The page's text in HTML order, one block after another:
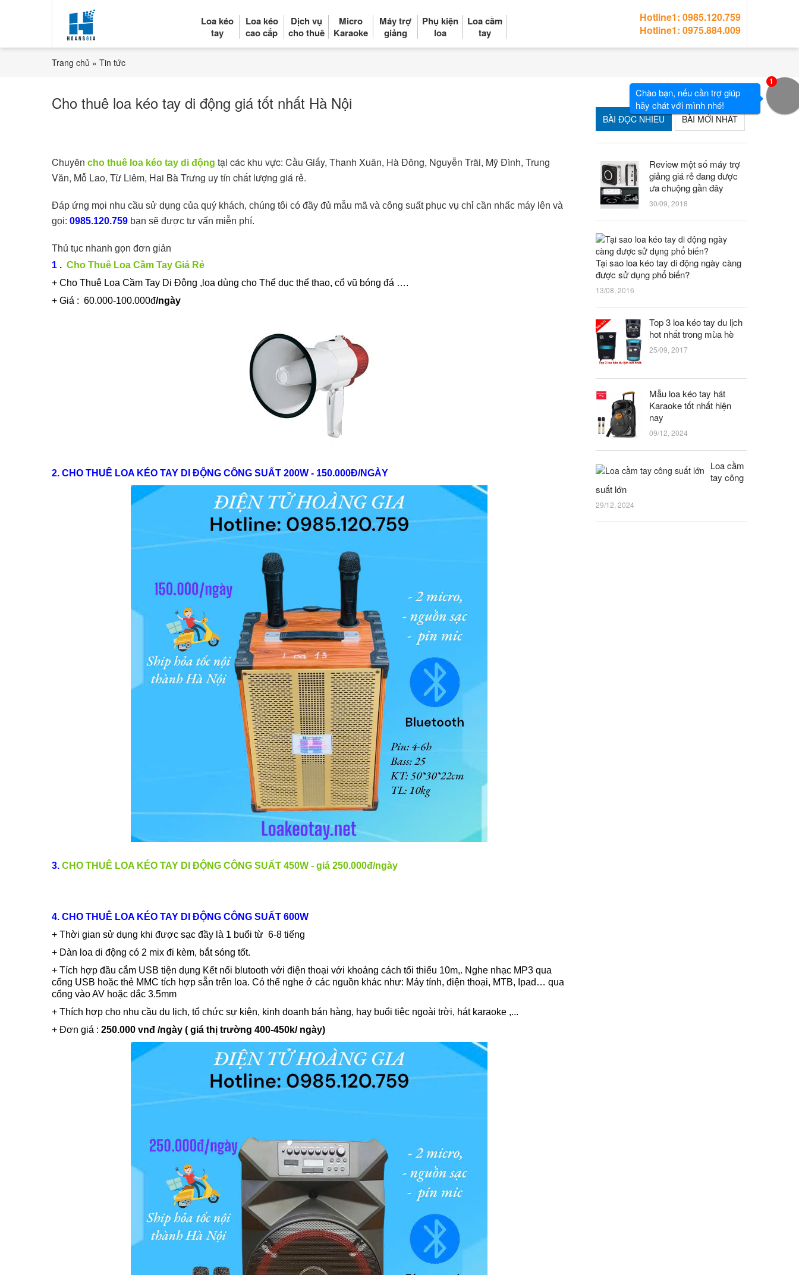
Hotline1: 0985.120.759
Hotline1: 0975.884.009
Loa kéo
tay
Loa kéo
cao cấp
Dịch vụ
cho thuê
Micro
Karaoke
Máy trợ
giảng
Phụ kiện
loa
Loa cầm
tay
Trang chủ » Tin tức
Cho thuê loa kéo tay di động giá tốt nhất Hà Nội
Chuyên cho thuê loa kéo tay di động tại các khu vực: Cầu Giấy, Thanh Xuân, Hà Đông, Nguyễn Trãi, Mỹ Đình, Trung
Văn, Mỗ Lao, Từ Liêm, Hai Bà Trưng uy tín chất lượng giá rẻ.
Đáp ứng mọi nhu cầu sử dụng của quý khách, chúng tôi có đầy đủ mẫu mã và công suất phục vụ chỉ cần nhấc máy lên và
gọi: 0985.120.759 bạn sẽ được tư vấn miễn phí.
Thủ tục nhanh gọn đơn giản
1 . Cho Thuê Loa Cầm Tay Giá Rẻ
+ Cho Thuê Loa Cầm Tay Di Động ,loa dùng cho Thể dục thể thao, cổ vũ bóng đá ….
+ Giá : 60.000-100.000đ/ngày
2. CHO THUÊ LOA KÉO TAY DI ĐỘNG CÔNG SUẤT 200W - 150.000Đ/NGÀY
3. CHO THUÊ LOA KÉO TAY DI ĐỘNG CÔNG SUẤT 450W - giá 250.000đ/ngày
4. CHO THUÊ LOA KÉO TAY DI ĐỘNG CÔNG SUẤT 600W
+ Thời gian sử dụng khi được sạc đầy là 1 buổi từ 6-8 tiếng
+ Dàn loa di động có 2 mix đi kèm, bắt sóng tốt.
+ Tích hợp đầu cắm USB tiện dụng Kết nối blutooth với điện thoại với khoảng cách tối thiểu 10m,. Nghe nhạc MP3 qua
cổng USB hoặc thẻ MMC tích hợp sẵn trên loa. Có thể nghe ở các nguồn khác như: Máy tính, điện thoại, MTB, Ipad… qua
cổng vào AV hoặc dắc 3.5mm
+ Thích hợp cho nhu cầu du lịch, tổ chức sự kiện, kinh doanh bán hàng, hay buổi tiệc ngoài trời, hát karaoke ,...
+ Đơn giá : 250.000 vnđ /ngày ( giá thị trường 400-450k/ ngày)
BÀI ĐỌC NHIỀU BÀI MỚI NHẤT
Review một số máy trợ
giảng giá rẻ đang được
ưa chuộng gần đây
30/09, 2018
Tại sao loa kéo tay di động ngày càng
được sử dụng phổ biến?
13/08, 2016
Top 3 loa kéo tay du lịch
hot nhất trong mùa hè
25/09, 2017
Mẫu loa kéo tay hát
Karaoke tốt nhất hiện
nay
09/12, 2024
Loa cầm
tay công
suất lớn
29/12, 2024
Chào bạn, nếu cần trợ giúp
hãy chát với mình nhé!
1